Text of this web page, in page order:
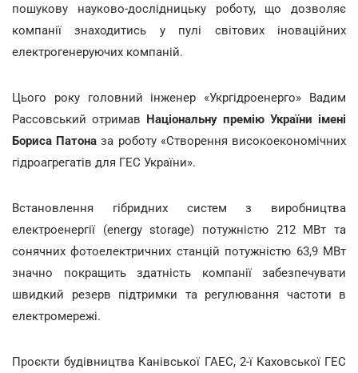
пошукову науково-дослідницьку роботу, що дозволяє
компанії знаходитись у пулі світових іноваційних
електрогенеруючих компаній.
Цього року головний інженер «Укргідроенерго» Вадим
Рассовський отримав Національну премію України імені
Бориса Патона за роботу «Створення високоекономічних
гідроагрегатів для ГЕС України».
Встановлення гібридних систем з виробництва
електроенергії (energy storage) потужністю 212 МВт та
сонячних фотоелектричних станцій потужністю 63,9 МВт
значно покращить здатність компанії забезпечувати
швидкий резерв підтримки та регулювання частоти в
електромережі.
Проєкти будівництва Канівської ГАЕС, 2-ї Каховської ГЕС